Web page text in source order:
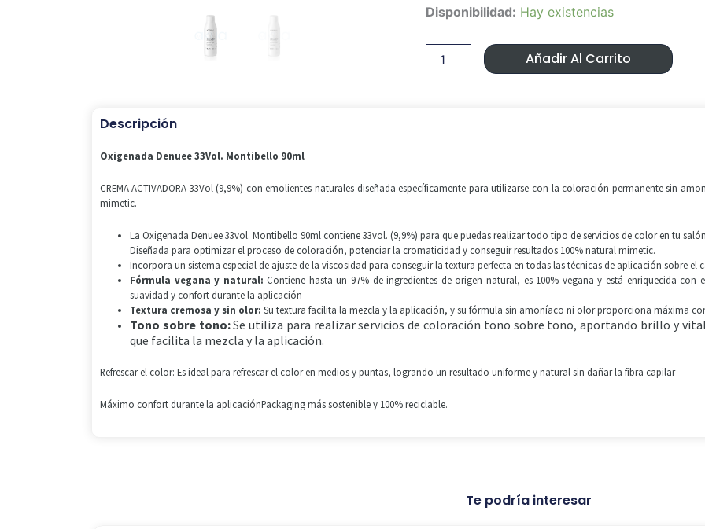
Original
Era:
2,10 €.
Actual
Es:
1,40 €.
Disponibilidad: Hay existencias
Oxigenada
Denuee
Montibello
Añadir Al Carrito
Descripción
Oxigenada Denuee 33Vol. Montibello 90ml
CREMA ACTIVADORA 33Vol (9,9%) con emolientes naturales diseñada específicamente para utilizarse con la coloración permanente sin
mimetic.
La Oxigenada Denuee 33vol. Montibello 90ml contiene 33vol. (9,9%) para que puedas realizar todo tipo de servicios de color en tu
Diseñada para optimizar el proceso de coloración, potenciar la cromaticidad y conseguir resultados 100% natural mimetic.
Incorpora un sistema especial de ajuste de la viscosidad para conseguir la textura perfecta en todas las técnicas de aplicación sobre el
Fórmula vegana y natural: Contiene hasta un 97% de ingredientes de origen natural, es 100% vegana y está enriquecida
suavidad y confort durante la aplicación
Textura cremosa y sin olor: Su textura facilita la mezcla y la aplicación, y su fórmula sin amoníaco ni olor proporciona máxima
Tono sobre tono:Se utiliza para realizar servicios de coloración tono sobre tono, aportando brillo y
que facilita la mezcla y la aplicación.
Refrescar el color: Es ideal para refrescar el color en medios y puntas, logrando un resultado uniforme y natural sin dañar la fibra capilar
Máximo confort durante la aplicaciónPackaging más sostenible y 100% reciclable.
Te podría interesar